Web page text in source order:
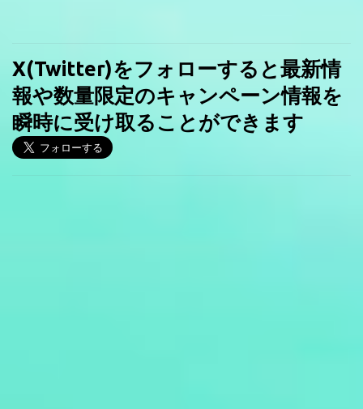
X(Twitter)をフォローすると最新情
報や数量限定のキャンペーン情報を
瞬時に受け取ることができます